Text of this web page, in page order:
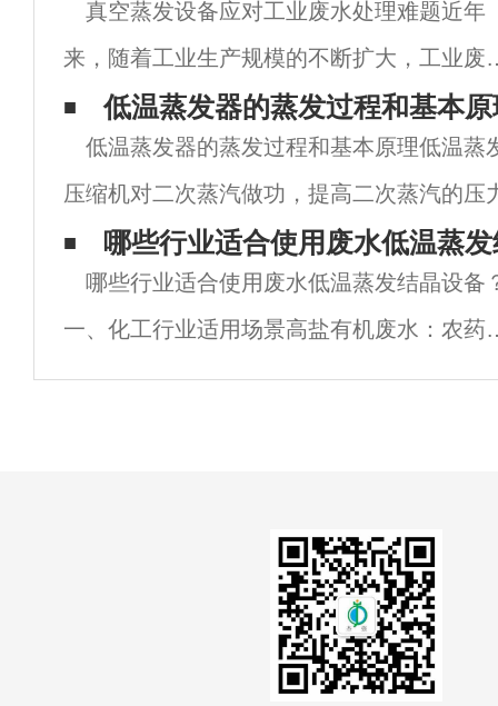
真空蒸发设备应对工业废水处理难题近年
来，随着工业生产规模的不断扩大，工业废
的排放量也在逐年增加，对环境造成了很大
污染。因此，对工业废水进行处理是当前环
保护的一项重要任务。在工业废水处理过程
中，真
低温蒸发器的蒸发过程和基本
低温蒸发器的蒸发过程和基本原理低温蒸
压缩机对二次蒸汽做功，提高二次蒸汽的压
后的蒸汽可重新作为蒸发热源蒸汽，不断重
程连续。原液中大部分液体蒸发成水蒸气，
哪些行业适合使用废水低温蒸
哪些行业适合使用废水低温蒸发结晶设备
一、化工行业适用场景高盐有机废水：农药
染料、医药中间体生产过程中产生的含氯化